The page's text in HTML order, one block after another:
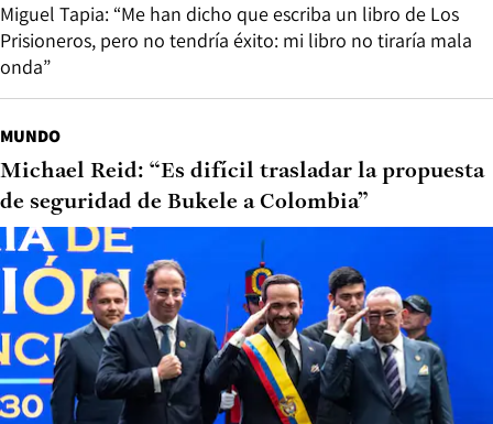
Miguel Tapia: “Me han dicho que escriba un libro de Los
Prisioneros, pero no tendría éxito: mi libro no tiraría mala
onda”
MUNDO
Michael Reid: “Es difícil trasladar la propuesta
de seguridad de Bukele a Colombia”